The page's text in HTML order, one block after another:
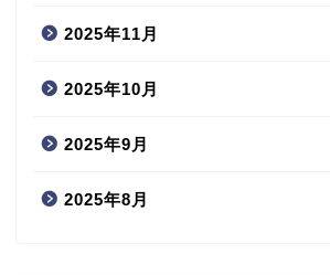
2025年11月
2025年10月
2025年9月
2025年8月